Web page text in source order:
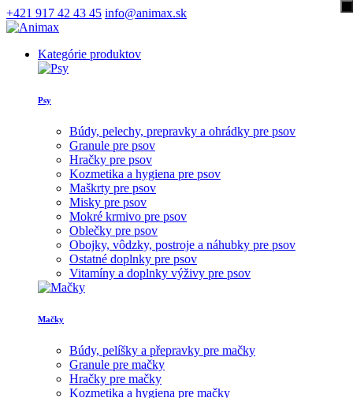
+421 917 42 43 45 info@animax.sk
Kategórie produktov
Psy
Búdy, pelechy, prepravky a ohrádky pre psov
Granule pre psov
Hračky pre psov
Kozmetika a hygiena pre psov
Maškrty pre psov
Misky pre psov
Mokré krmivo pre psov
Oblečky pre psov
Obojky, vôdzky, postroje a náhubky pre psov
Ostatné doplnky pre psov
Vitamíny a doplnky výživy pre psov
Mačky
Búdy, pelíšky a přepravky pre mačky
Granule pre mačky
Hračky pre mačky
Kozmetika a hygiena pre mačky